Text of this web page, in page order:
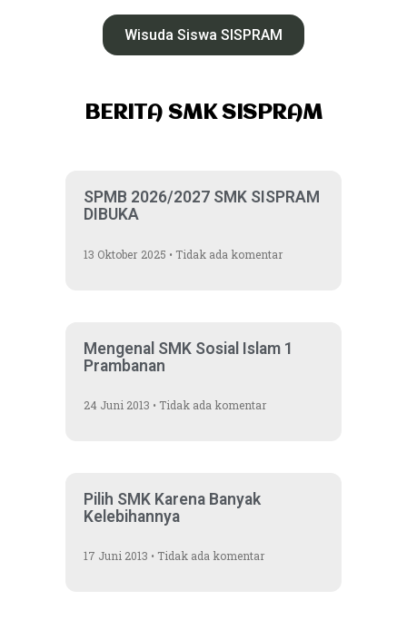
Wisuda Siswa SISPRAM
BERITA SMK SISPRAM
SPMB 2026/2027 SMK SISPRAM
DIBUKA
13 Oktober 2025 Tidak ada komentar
Mengenal SMK Sosial Islam 1
Prambanan
24 Juni 2013 Tidak ada komentar
Pilih SMK Karena Banyak
Kelebihannya
17 Juni 2013 Tidak ada komentar